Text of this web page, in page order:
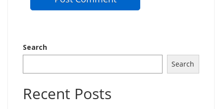
Search
Search
Recent Posts